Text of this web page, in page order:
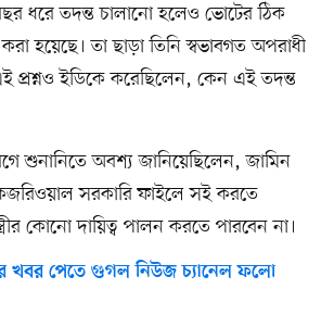
ধরে তদন্ত চালানো হলেও ভোটের ঠিক
হয়েছে। তা ছাড়া তিনি স্বভাবগত অপরাধী
প্রশ্নও ইডিকে করেছিলেন, কেন এই তদন্ত
শুনানিতে অবশ্য জানিয়েছিলেন, জামিন
সরকারি ফাইলে সই করতে
কোনো দায়িত্ব পালন করতে পারবেন না।
খবর পেতে গুগল নিউজ চ্যানেল ফলো